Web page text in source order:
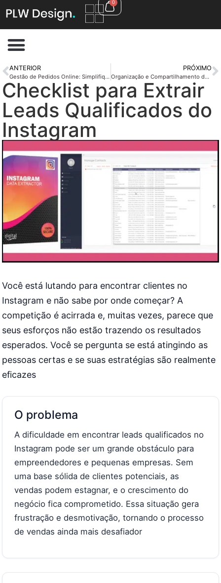
0
ANTERIOR
Gestão de Pedidos Online: Simplifique Seu Restaurante
PRÓXIMO
Organização e Compartilhamento de Arquivos: Mitos e Verdades
Checklist para Extrair
Leads Qualificados do
Instagram
Você está lutando para encontrar clientes no
Instagram e não sabe por onde começar? A
competição é acirrada e, muitas vezes, parece que
seus esforços não estão trazendo os resultados
esperados. Você se pergunta se está atingindo as
pessoas certas e se suas estratégias são realmente
eficazes
O problema
A dificuldade em encontrar leads qualificados no
Instagram pode ser um grande obstáculo para
empreendedores e pequenas empresas. Sem
uma base sólida de clientes potenciais, as
vendas podem estagnar, e o crescimento do
negócio fica comprometido. Essa situação gera
frustração e desmotivação, tornando o processo
de vendas ainda mais desafiador